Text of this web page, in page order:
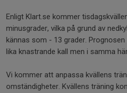
Enligt Klart.se kommer
minusgrader, vilka på grund av
kännas som - 13 grader.
lika knastrande kall men i samma
Vi kommer att anpassa kvällens
omständigheter. Kvällens träning